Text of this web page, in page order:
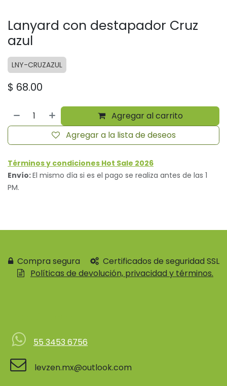
Lanyard con destapador Cruz
azul
LNY-CRUZAZUL
$ 68.00
Agregar al carrito
Agregar a la lista de deseos
Términos y condiciones Hot Sale 2026
Envío:El mismo día si es el pago se realiza antes de las 1
PM.
Compra segura
Certificados de seguridad SSL
Políticas de devolución, privacidad y términos.
55 3453 6756
levzen.mx@outlook.com